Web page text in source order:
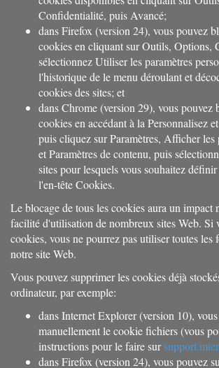
Confidentialité, puis Avancé;
dans Firefox (version 24), vous pouvez
cookies en cliquant sur Outils, Options,
sélectionnez Utiliser les paramètres
l'historique de le menu déroulant et
cookies des sites; et
dans Chrome (version 29), vous pouvez
cookies en accédant à la Personnalisez
puis cliquez sur Paramètres, Afficher les
et Paramètres de contenu, puis
sites pour lesquels vous souhaitez
l'en-tête Cookies.
Le blocage de tous les cookies aura un impact
facilité d'utilisation de nombreux sites Web. Si
cookies, vous ne pourrez pas utiliser toutes les
notre site Web.
Vous pouvez supprimer les cookies déjà
ordinateur, par exemple:
dans Internet Explorer (version 10),
manuellement le cookie fichiers (vous
instructions pour le faire sur
dans Firefox (version 24), vous pouvez